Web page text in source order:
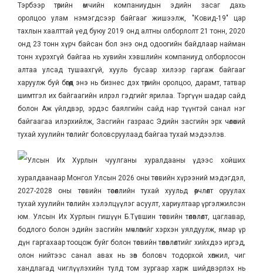
Тэрбээр төрийн өмчийн компаниудын эдийн засаг дахь
оролцоо улам нэмэгдсээр байгааг жишээлж, "Ковид-19" цар
тахлын хаалттай үед буюу 2019 онд алтны олборлолт 21 тонн, 2020
онд 23 тонн хүрч байсан бол энэ онд одоогийн байдлаар найман
тонн хүрэхгүй байгаа нь хувийн хэвшлийн компаниуд олборлосон
алтаа улсад тушаахгүй, хууль бусаар хилээр гаргаж байгааг
харуулж буй бөгөөд энэ нь бизнес дэх төрийн оролцоо, дарамт, татвар
шимтгэл их байгаагийн илрэл гэдгийг ярилаа. Тэргүүн шадар сайд
болон Аж үйлдвэр, эрдэс баялгийн сайд нар түүнтэй санал нэг
байгаагаа илэрхийлж, Засгийн газраас Эдийн засгийн эрх чөлөөний
тухай хуулийн төслийг боловсруулаад байгаа тухай мэдээлэв.
Улсын Их Хурлын чуулганы хуралдааны үдээс хойших
хуралдаанаар Монгол Улсын 2026 оны төсвийн хүрээний мэдэгдэл,
2027-2028 оны төсвийн төсөөллийн тухай хуульд өөрчлөлт оруулах
тухай хуулийн төслийн хэлэлцүүлэг асуулт, хариултаар үргэлжилсэн
юм. Улсын Их Хурлын гишүүн Б.Түвшин төсвийн төлөвлөлт, цаглавар,
бодлого болон эдийн засгийн мөчлөгийг хэрхэн уялдуулж, ямар үр
дүн гаргахаар тооцож буйг болон төсвийн төлөвлөлтийг хийхдээ иргэд,
олон нийтээс санал авах нь зөв боловч тодорхой хөгжил, чиг
хандлагад чиглүүлэхийн тулд том зургаар харж шийдвэрлэх нь